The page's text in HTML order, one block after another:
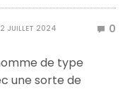
JUILLET 2024 0
de type
une sorte de